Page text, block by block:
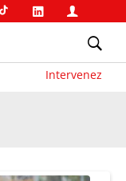
Intervenez